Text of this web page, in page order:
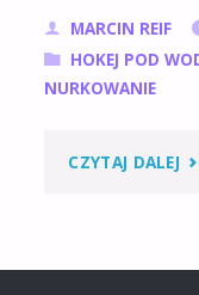
MARCIN REIF
HOKEJ POD
NURKOWANIE
CZYTAJ DALEJ